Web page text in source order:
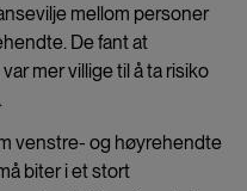
mellom personer
De fant at
mer villige til å ta risiko
venstre- og høyrehendte
biter i et stort